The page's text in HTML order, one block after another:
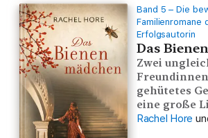
Band 5 – Die
Familienromane
Erfolgsautorin
Das
Zwei
gehütetes
eine große
Rachel Hore